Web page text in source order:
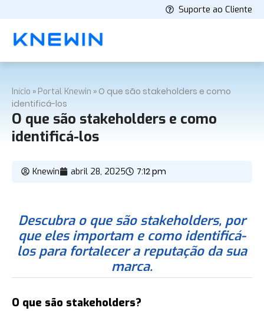
Suporte ao Cliente
Início » Portal Knewin » O que são stakeholders e como
identificá-los
O que são stakeholders e como
identificá-los
Knewin abril 28, 2025 7:12 pm
Descubra o que são stakeholders, por
que eles importam e como identificá-
los para fortalecer a reputação da sua
marca.
O que são stakeholders?